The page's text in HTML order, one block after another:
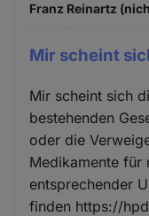
Franz Reinartz
Mir scheint
Mir scheint sich
bestehenden
oder die
Medikamente für
entsprechender
finden https://